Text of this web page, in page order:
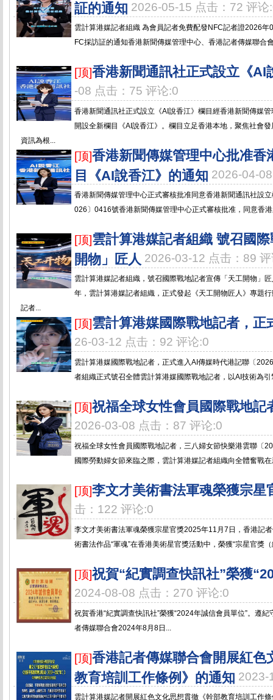
証的通知 2026-05-15 点击：72 评论
雲計算港媒記者組織 為會員記者免費配發NFC記者證2026
FC採訪証的通知香港新聞傳媒管理中心、香港記者傳媒聯合
[顶]香港新聞通訊社正式設立《AI
-08 点击：75 评论:0
香港新聞通訊社正式設立《AI說香江》欄目經香港新聞傳媒
開設全新欄目《AI說香江》。欄目立足香港本地，聚焦社會
資訊為根...
[顶]香港新聞傳媒管理中心批准香
目《AI說香江》的通知 2026-04-
香港新聞傳媒管理中心正式審核批准同意香港新聞通訊社設
026〕0416號香港新聞傳媒管理中心正式審核批准，同意香
[顶]雲計算港媒記者組織 號召國
開物」匠人 2026-03-12 点击：89
雲計算港媒記者組織，號召國際戰地記者宣傳「天工開物」
年，雲計算港媒記者組織，正式發起《天工開物匠人》專題
記者...
[顶]雲計算港媒國際戰地記者，正
26-03-12 点击：92 评论:0
雲計算港媒國際戰地記者，正式進入AI傳媒時代港記聯〔
者組織正式號召全體雲計算港媒國際戰地記者，以AI技術為
[顶]祝福全球女性會員國際戰地記
2026-03-08 点击：87 评论:0
祝福全球女性會員國際戰地記者，三八婦女節快樂港雲聯〔
國際勞動婦女節來臨之際，雲計算港媒記者組織向全體奮戰
[顶]李文才美術書法軍魂榮獲宗星
击：122 评论:0
李文才美術書法軍魂榮獲宗星官獎2025年11月7日，香港記
術書法作品“軍魂”在香港美術星官獎活動中，榮獲“宗星官獎
[顶]祝賀“紀實調查快訊社”榮獲
2024-08-08 点击：270 评论:0
祝賀香港“紀實調查快訊社”榮獲“2024年誠信會員單位”。遵
者傳媒聯合會2024年8月8日...
[顶]香港記者傳媒聯合會開展紅色
教育培訓工作條例》的通知 2023-
雲計算港媒記者開展紅色文化思想貫徹《幹部教育培訓工作